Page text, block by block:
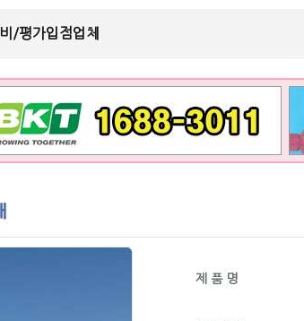
/평가입점업체
제 품 명